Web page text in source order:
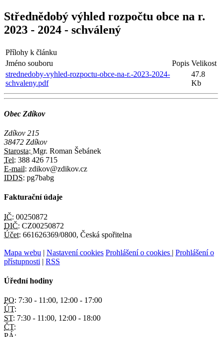
Střednědobý výhled rozpočtu obce na r.
2023 - 2024 - schválený
Přílohy k článku
Jméno souboru
Popis Velikost
strednedoby-vyhled-rozpoctu-obce-na-r.-2023-2024-
schvaleny.pdf
47.8
Kb
Obec Zdíkov
Zdíkov 215
38472 Zdíkov
Starosta: Mgr. Roman Šebánek
Tel: 388 426 715
E-mail: zdikov@zdikov.cz
IDDS: pg7babg
Fakturační údaje
IČ: 00250872
DIČ: CZ00250872
Účet: 661626369/0800, Česká spořitelna
Mapa webu | Nastavení cookies Prohlášení o cookies | Prohlášení o
přístupnosti | RSS
Úřední hodiny
PO: 7:30 - 11:00, 12:00 - 17:00
ÚT:
ST: 7:30 - 11:00, 12:00 - 18:00
ČT: